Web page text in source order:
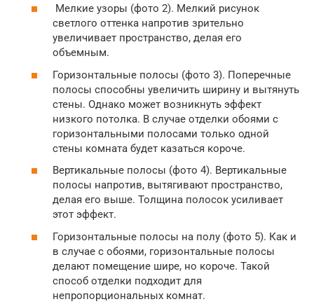
Мелкие узоры (фото 2). Мелкий рисунок
светлого оттенка напротив зрительно
увеличивает пространство, делая его
объемным.
Горизонтальные полосы (фото 3). Поперечные
полосы способны увеличить ширину и вытянуть
стены. Однако может возникнуть эффект
низкого потолка. В случае отделки обоями с
горизонтальными полосами только одной
стены комната будет казаться короче.
Вертикальные полосы (фото 4). Вертикальные
полосы напротив, вытягивают пространство,
делая его выше. Толщина полосок усиливает
этот эффект.
Горизонтальные полосы на полу (фото 5). Как и
в случае с обоями, горизонтальные полосы
делают помещение шире, но короче. Такой
способ отделки подходит для
непропорциональных комнат.